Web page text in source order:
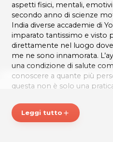
aspetti fisici, mentali,
secondo anno di scienze
India diverse accademie di
imparato tantissimo e visto
direttamente nel luogo
me ne sono innamorata.
una condizione di salute
conoscere a quante più
questa non è solo una
Ayurveda è scienza della vita.
Mi chiamo Francesca
Leggi tutto add